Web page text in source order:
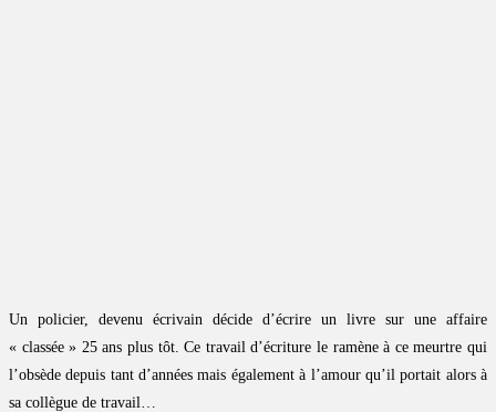
Un policier, devenu écrivain décide d’écrire un livre sur une affaire
« classée » 25 ans plus tôt. Ce travail d’écriture le ramène à ce meurtre qui
l’obsède depuis tant d’années mais également à l’amour qu’il portait alors à
sa collègue de travail…